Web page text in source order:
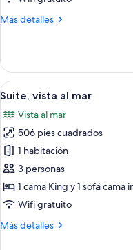
Bless
Mind
Room
Más detalles
Más
Your
Savage
Mind
Abrir
todas
las
fotos
de
Suite,
vista
al
6
Suite, vista al mar
Vista al mar
506 pies cuadrados
1 habitación
3 personas
1 cama King y 1 sofá cama
Wifi gratuito
Más detalles
Más